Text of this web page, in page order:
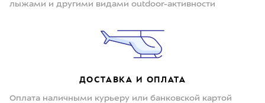
лыжами и другими видами outdoor-активности
ДОСТАВКА И ОПЛАТА
Оплата наличными курьеру или банковской картой